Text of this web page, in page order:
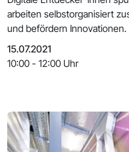
arbeiten selbstorganisiert
und befördern
15.07.2021
10:00 - 12:00 Uhr